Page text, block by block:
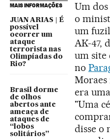
MAIS INFORMAÇÕES
JUAN ARIAS | É
possível
ocorrer um
ataque
terrorista nas
Olimpíadas do
Rio?
Brasil dorme
de olhos
abertos ante
ameaça de
ataques de
“lobos
solitários”
Um
o
um
AK-47,
um site
no
Moraes
era
"Uma
disse o